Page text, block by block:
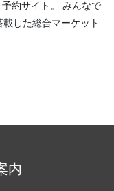
約サイト。
みんなで
載した総合マーケット
内